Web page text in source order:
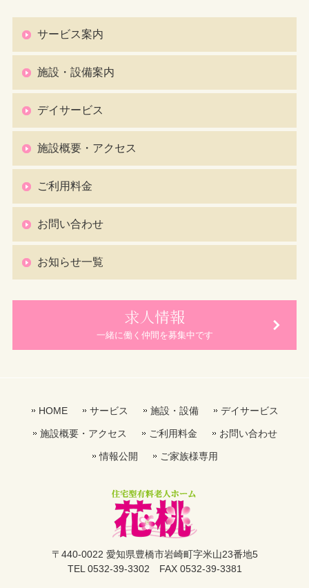
サービス案内
施設・設備案内
デイサービス
施設概要・アクセス
ご利用料金
お問い合わせ
お知らせ一覧
求人情報
一緒に働く仲間を募集中です
HOME サービス 施設・設備 デイサービス
施設概要・アクセス ご利用料金 お問い合わせ
情報公開 ご家族様専用
〒440-0022 愛知県豊橋市岩崎町字米山23番地5
TEL 0532-39-3302 FAX 0532-39-3381